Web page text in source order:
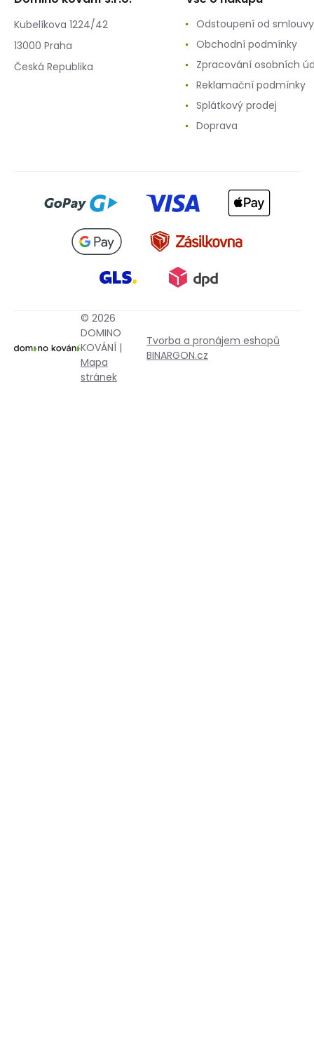
Kubelíkova 1224/42
13000 Praha
Česká Republika
Odstoupení od smlouvy
Obchodní podmínky
Zpracování osobních
Reklamační podmínky
Splátkový prodej
Doprava
© 2026
DOMINO
KOVÁNÍ |
Mapa
stránek
Tvorba a pronájem eshopů
BINARGON.cz